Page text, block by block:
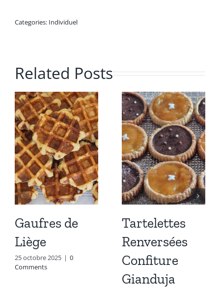
Categories: Individuel
Related Posts
Gaufres de
Liège
25 octobre 2025 | 0
Comments
Tartelettes
Renversées
Confiture
Gianduja